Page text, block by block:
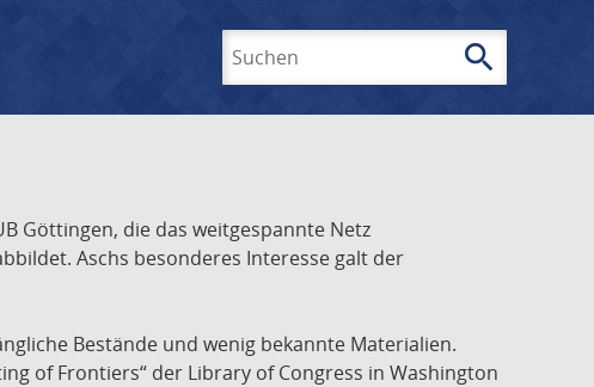
search
Göttingen, die das weitgespannte Netz
Aschs besonderes Interesse galt der
Bestände und wenig bekannte Materialien.
of Frontiers“ der Library of Congress in Washington